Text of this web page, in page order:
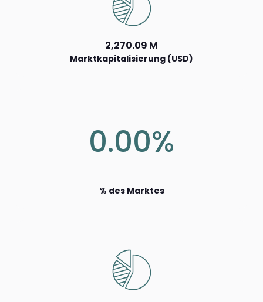
2,270.09 M
Marktkapitalisierung (USD)
0.00%
% des Marktes